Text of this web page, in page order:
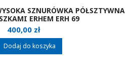
SZNURÓWKA PÓŁSZTYWNA
ERHEM ERH 69
Cena
400,00 zł
Dodaj do koszyka